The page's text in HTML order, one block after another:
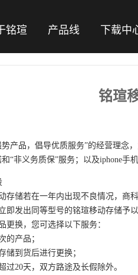
铭瑄 产品线 下载中
铭瑄
产品，倡导优质服务”的经营理念
“非义务质保”服务；以及iphone手
存储若在一年内出现不良情况，商
即发出同等型号的铭瑄移动存储予以
更换，您可选择以下服务：
产品；
到货后进行更换；
过20天，双方路途及长假除外。